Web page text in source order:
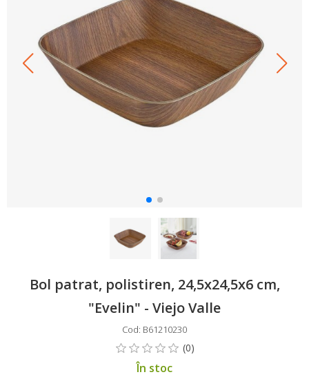
Bol patrat, polistiren, 24,5x24,5x6 cm,
"Evelin" - Viejo Valle
Cod: B61210230
În stoc